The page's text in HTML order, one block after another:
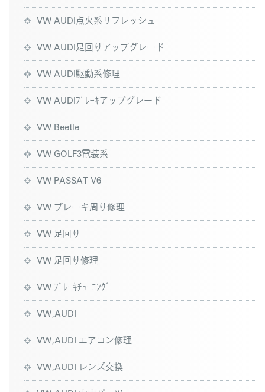
VW AUDI点火系リフレッシュ
VW AUDI足回りアップグレード
VW AUDI駆動系修理
VW AUDIﾌﾞﾚｰｷアップグレード
VW Beetle
VW GOLF3電装系
VW PASSAT V6
VW ブレーキ周り修理
VW 足回り
VW 足回り修理
VW ﾌﾞﾚｰｷﾁｭｰﾆﾝｸﾞ
VW,AUDI
VW,AUDI エアコン修理
VW,AUDI レンズ交換